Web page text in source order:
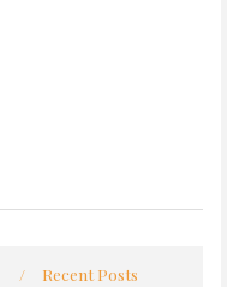
Recent Posts